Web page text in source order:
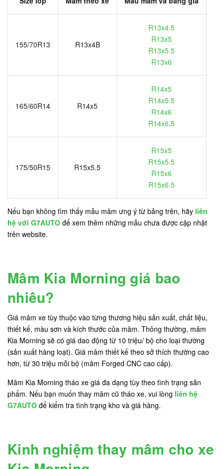
155/70R13 R13x4B
R13x4.5
R13x5
R13x5.5
R13x6
165/60R14 R14x5
R14x5
R14x5.5
R14x6
R14x6,5
175/50R15 R15x5.5
R15x5
R15x5.5
R15x6
R15x6.5
Nếu bạn không tìm thấy mẫu mâm ưng ý từ bảng trên, hãy liên
hệ với G7AUTO để xem thêm những mẫu chưa được cập nhật
trên website.
Mâm Kia Morning giá bao
nhiêu?
Giá mâm xe tùy thuộc vào từng thương hiệu sản xuất, chất liệu,
thiết kế, màu sơn và kích thước của mâm. Thông thường, mâm
Kia Morning sẽ có giá dao động từ 10 triệu/ bộ cho loại thường
(sản xuất hàng loạt). Giá mâm thiết kế theo sở thích thường cao
hơn, từ 30 triệu mỗi bộ (mâm Forged CNC cao cấp).
Mâm Kia Morning tháo xe giá đa dạng tùy theo tình trạng sản
phẩm. Nếu bạn muốn thay mâm cũ tháo xe, vui lòng liên hệ
G7AUTO để kiểm tra tình trạng kho và giá hàng.
Kinh nghiệm thay mâm cho xe